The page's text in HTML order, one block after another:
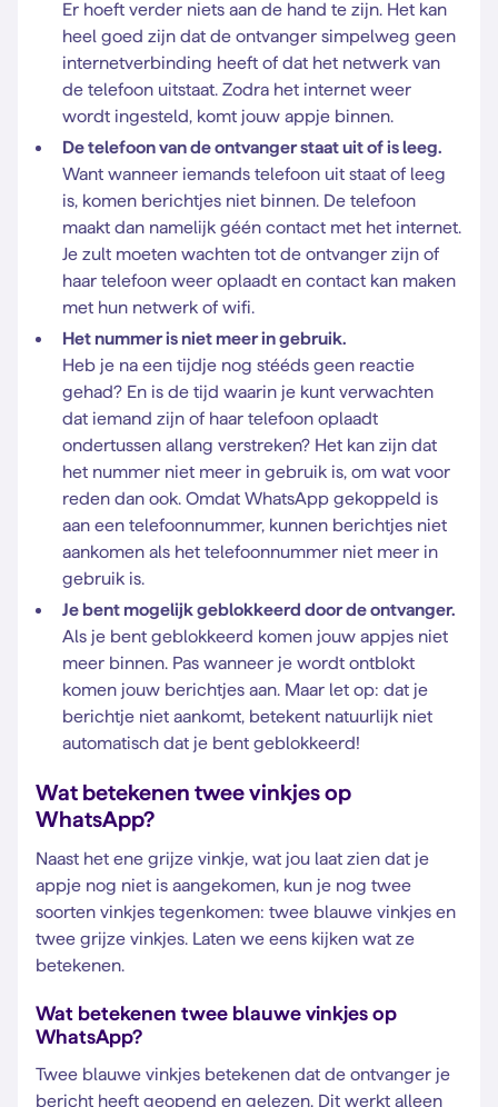
Er hoeft verder niets aan de hand te zijn. Het kan
heel goed zijn dat de ontvanger simpelweg geen
internetverbinding heeft of dat het netwerk van
de telefoon uitstaat. Zodra het internet weer
wordt ingesteld, komt jouw appje binnen.
De telefoon van de ontvanger staat uit of is leeg.
Want wanneer iemands telefoon uit staat of leeg
is, komen berichtjes niet binnen. De telefoon
maakt dan namelijk géén contact met het internet.
Je zult moeten wachten tot de ontvanger zijn of
haar telefoon weer oplaadt en contact kan maken
met hun netwerk of wifi.
Het nummer is niet meer in gebruik.
Heb je na een tijdje nog stééds geen reactie
gehad? En is de tijd waarin je kunt verwachten
dat iemand zijn of haar telefoon oplaadt
ondertussen allang verstreken? Het kan zijn dat
het nummer niet meer in gebruik is, om wat voor
reden dan ook. Omdat WhatsApp gekoppeld is
aan een telefoonnummer, kunnen berichtjes niet
aankomen als het telefoonnummer niet meer in
gebruik is.
Je bent mogelijk geblokkeerd door de ontvanger.
Als je bent geblokkeerd komen jouw appjes niet
meer binnen. Pas wanneer je wordt ontblokt
komen jouw berichtjes aan. Maar let op: dat je
berichtje niet aankomt, betekent natuurlijk niet
automatisch dat je bent geblokkeerd!
Wat betekenen twee vinkjes op
WhatsApp?
Naast het ene grijze vinkje, wat jou laat zien dat je
appje nog niet is aangekomen, kun je nog twee
soorten vinkjes tegenkomen: twee blauwe vinkjes en
twee grijze vinkjes. Laten we eens kijken wat ze
betekenen.
Wat betekenen twee blauwe vinkjes op
WhatsApp?
Twee blauwe vinkjes betekenen dat de ontvanger je
bericht heeft geopend en gelezen. Dit werkt alleen